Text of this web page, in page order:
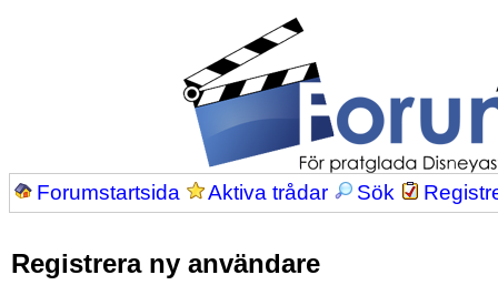
Forumstartsida Aktiva trådar Sök
Registrera ny användare